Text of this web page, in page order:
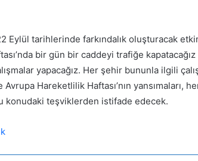
Eylül tarihlerinde farkındalık oluşturacak
bir gün bir caddeyi trafiğe
yapacağız. Her şehir bununla ilgili
Hareketlilik Haftası’nın yansımaları,
konudaki teşviklerden istifade edecek.